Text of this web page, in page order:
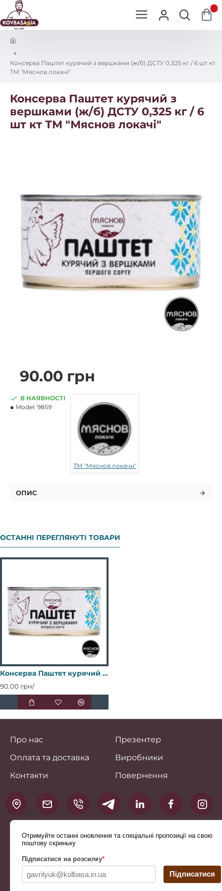
0
e
Консерва Паштет курячий з вершками (ж/б) ДСТУ 0,325 кг / 6 шт кт
ТМ "Мяснов локачі"
Консерва Паштет курячий з
вершками (ж/б) ДСТУ 0,325 кг / 6
шт кт ТМ "Мяснов локачі"
90.00 грн
В НАЯВНОСТІ
Model: 9859
ТМ "Мяснов локачи"
ОПИС
ОСТАННІ ПЕРЕГЛЯНУТІ ТОВАРИ
Консерва Паштет курячий з вершками (ж/б) ДСТУ 0,325 кг / 6 шт кт ТМ "Мяснов локачі"
90.00 грн/
Про нас
Оплата та доставка
Контакти
Презентер
Виробники
Повернення
Отримуйте останні оновлення та спеціальні пропозиції на свою
поштову скриньку
Підписатися на розсилку*
Підписатися